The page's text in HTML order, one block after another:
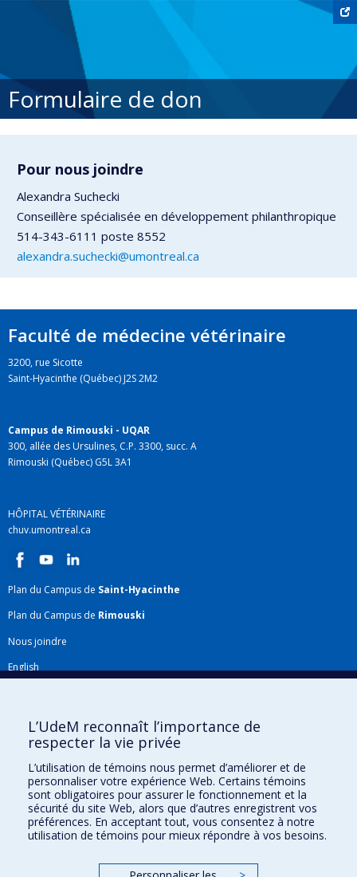
Formulaire de don
Pour nous joindre
Alexandra Suchecki
Conseillère spécialisée en développement philanthropique
514-343-6111 poste 8552
alexandra.suchecki@umontreal.ca
Faculté de médecine vétérinaire
3200, rue Sicotte
Saint-Hyacinthe (Québec) J2S 2M2
Campus de Rimouski - UQAR
300, allée des Ursulines, C.P. 3300, succ. A
Rimouski (Québec) G5L 3A1
HÔPITAL VÉTÉRINAIRE
chuv.umontreal.ca
Plan du Campus de Saint-Hyacinthe
Plan du Campus de Rimouski
Nous joindre
English
Plan du site
Accessibilité
Gabarits et image de marque
Agenda FMV & calendrier académique
La Faculté de médecine vétérinaire de l'Université de Montréal détient
l'agrément completde l'AVMAet est membre de l'AAVMC.
L’UdeM reconnaît l’importance de
respecter la vie privée
L’utilisation de témoins nous permet d’améliorer et de
personnaliser votre expérience Web. Certains témoins
sont obligatoires pour assurer le fonctionnement et la
sécurité du site Web, alors que d’autres enregistrent vos
préférences. En acceptant tout, vous consentez à notre
utilisation de témoins pour mieux répondre à vos besoins.